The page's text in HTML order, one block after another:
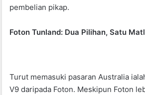
pembelian pikap.
Foton Tunland: Dua Pilihan, Satu
Turut memasuki pasaran Australia
V9 daripada Foton. Meskipun Foton